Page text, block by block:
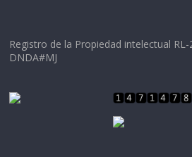
Registro de la Propiedad intelectual
DNDA#MJ